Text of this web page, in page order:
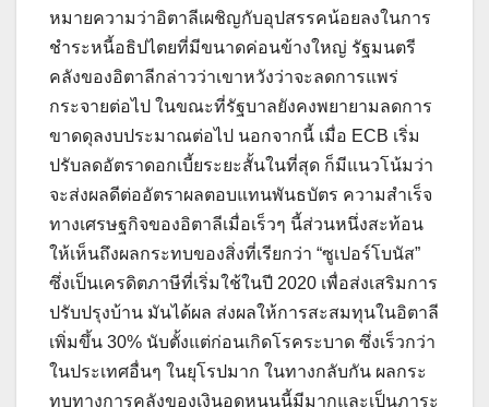
หมายความว่าอิตาลีเผชิญกับอุปสรรคน้อยลงในการ
ชำระหนี้อธิปไตยที่มีขนาดค่อนข้างใหญ่ รัฐมนตรี
คลังของอิตาลีกล่าวว่าเขาหวังว่าจะลดการแพร่
กระจายต่อไป ในขณะที่รัฐบาลยังคงพยายามลดการ
ขาดดุลงบประมาณต่อไป นอกจากนี้ เมื่อ ECB เริ่ม
ปรับลดอัตราดอกเบี้ยระยะสั้นในที่สุด ก็มีแนวโน้มว่า
จะส่งผลดีต่ออัตราผลตอบแทนพันธบัตร ความสำเร็จ
ทางเศรษฐกิจของอิตาลีเมื่อเร็วๆ นี้ส่วนหนึ่งสะท้อน
ให้เห็นถึงผลกระทบของสิ่งที่เรียกว่า “ซูเปอร์โบนัส”
ซึ่งเป็นเครดิตภาษีที่เริ่มใช้ในปี 2020 เพื่อส่งเสริมการ
ปรับปรุงบ้าน มันได้ผล ส่งผลให้การสะสมทุนในอิตาลี
เพิ่มขึ้น 30% นับตั้งแต่ก่อนเกิดโรคระบาด ซึ่งเร็วกว่า
ในประเทศอื่นๆ ในยุโรปมาก ในทางกลับกัน ผลกระ
ทบทางการคลังของเงินอุดหนุนนี้มีมากและเป็นภาระ